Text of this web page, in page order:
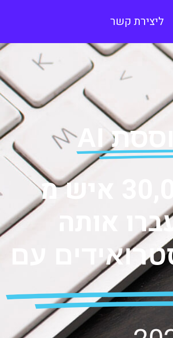
ליצירת קשר
הסדנה המקצועית בישראל שמעל ל 30,000 איש מ
עם